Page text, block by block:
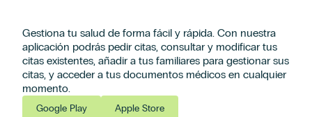
Gestiona tu salud de forma fácil y rápida. Con nuestra
aplicación podrás pedir citas, consultar y modificar tus
citas existentes, añadir a tus familiares para gestionar sus
citas, y acceder a tus documentos médicos en cualquier
momento.
Google Play Apple Store